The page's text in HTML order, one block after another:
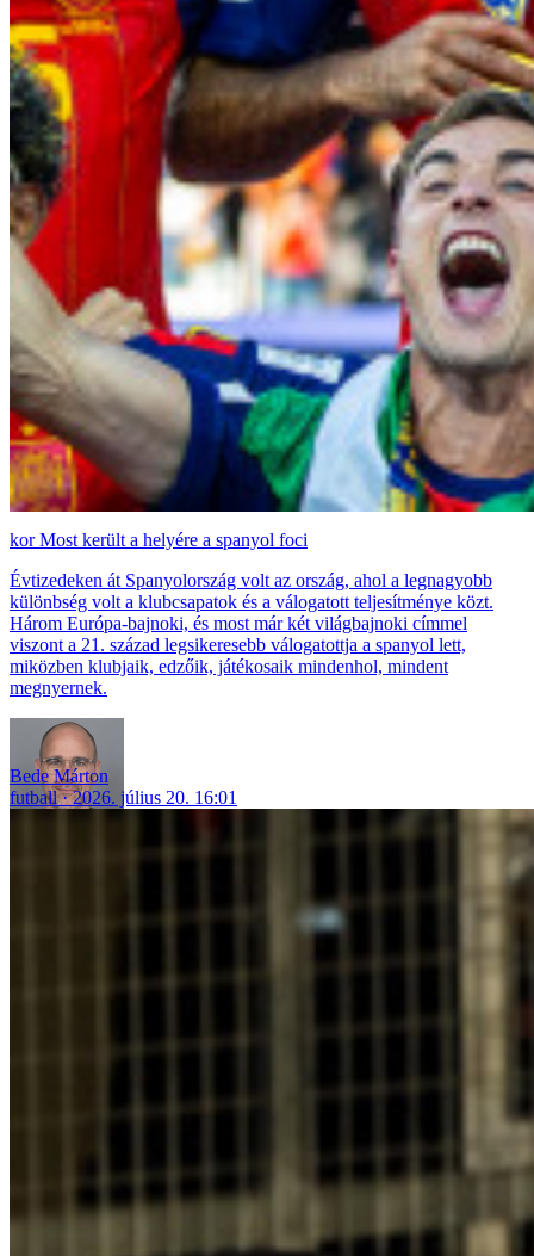
Most került a helyére a spanyol foci
Évtizedeken át Spanyolország volt az ország, ahol a legnagyobb
különbség volt a klubcsapatok és a válogatott teljesítménye közt.
Három Európa-bajnoki, és most már két világbajnoki címmel
viszont a 21. század legsikeresebb válogatottja a spanyol lett,
miközben klubjaik, edzőik, játékosaik mindenhol, mindent
megnyernek.
Bede Márton
futball
2026. július 20. 16:01